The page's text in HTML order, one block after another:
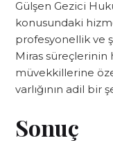
Gülşen Gezici
konusundaki
profesyonellik ve
Miras süreçlerinin
müvekkillerine
varlığının adil bir
Sonuç